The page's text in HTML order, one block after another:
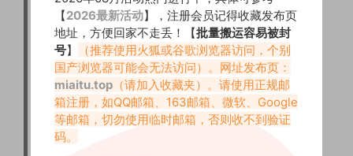
2025.09.03
036 黎允熙baby 微密圈 柠檬黄 [36P-198.7
MB]
037 黎允熙baby 微密圈 黑色丁裤 [39P12V-
609MB]
038 黎允熙baby 微密圈 珍珠蜜桃少女系列
[23P5V-40MB]
【2026最新活动】，注册会员记得收藏发布页
地址，方便回家不走丢！【批量搬运容易被封
号】
（推荐使用火狐或谷歌浏览器访问，个别
国产浏览器可能会无法访问）。网址发布页：
miaitu.top （请加入收藏夹）。请使用正规邮
箱注册，如QQ邮箱、163邮箱、微软、Google
等邮箱，切勿使用临时邮箱，否则收不到验证
码。